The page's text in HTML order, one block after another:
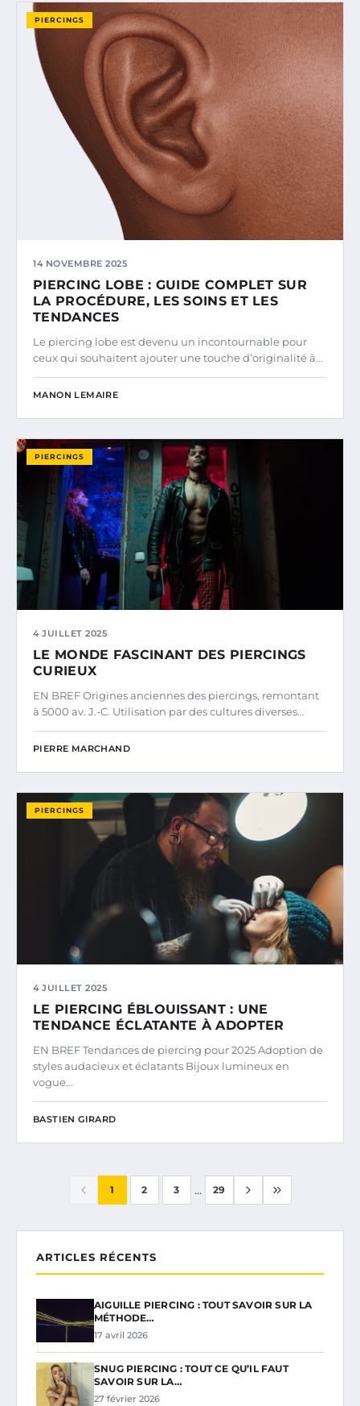
PIERCINGS
14 NOVEMBRE 2025
PIERCING LOBE : GUIDE COMPLET SUR
LA PROCÉDURE, LES SOINS ET LES
TENDANCES
Le piercing lobe est devenu un incontournable pour
ceux qui souhaitent ajouter une touche d’originalité à…
MANON LEMAIRE
PIERCINGS
4 JUILLET 2025
LE MONDE FASCINANT DES PIERCINGS
CURIEUX
EN BREF Origines anciennes des piercings, remontant
à 5000 av. J.-C. Utilisation par des cultures diverses…
PIERRE MARCHAND
PIERCINGS
4 JUILLET 2025
LE PIERCING ÉBLOUISSANT : UNE
TENDANCE ÉCLATANTE À ADOPTER
EN BREF Tendances de piercing pour 2025 Adoption de
styles audacieux et éclatants Bijoux lumineux en
vogue…
BASTIEN GIRARD
1 2 3 ... 29
ARTICLES RÉCENTS
AIGUILLE PIERCING : TOUT SAVOIR SUR LA
MÉTHODE…
17 avril 2026
SNUG PIERCING : TOUT CE QU’IL FAUT
SAVOIR SUR LA…
27 février 2026